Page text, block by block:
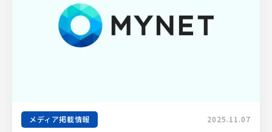
メディア掲載情報 2025.11.07